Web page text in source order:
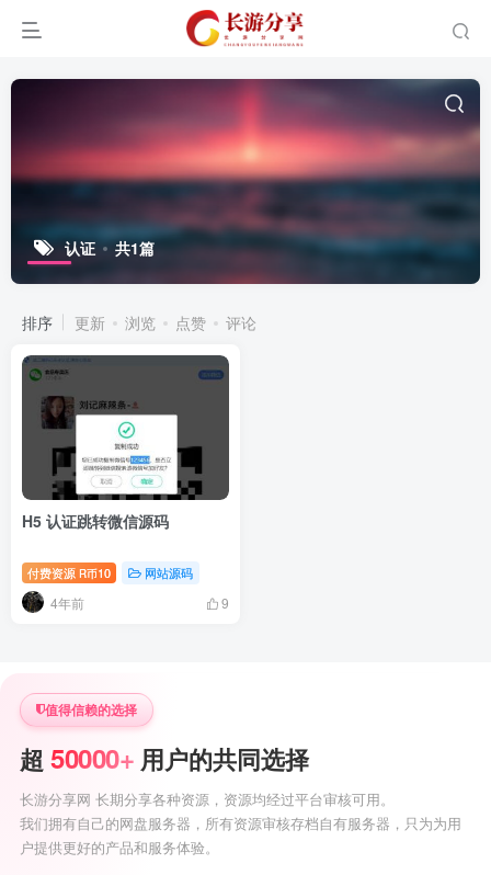
认证 共1篇
排序 更新 浏览 点赞 评论
H5 认证跳转微信源码
付费资源 R币10 网站源码
4年前 9
值得信赖的选择
超50000+ 用户的共同选择
长游分享网 长期分享各种资源，资源均经过平台审核可用。
我们拥有自己的网盘服务器，所有资源审核存档自有服务器，只为为用
户提供更好的产品和服务体验。